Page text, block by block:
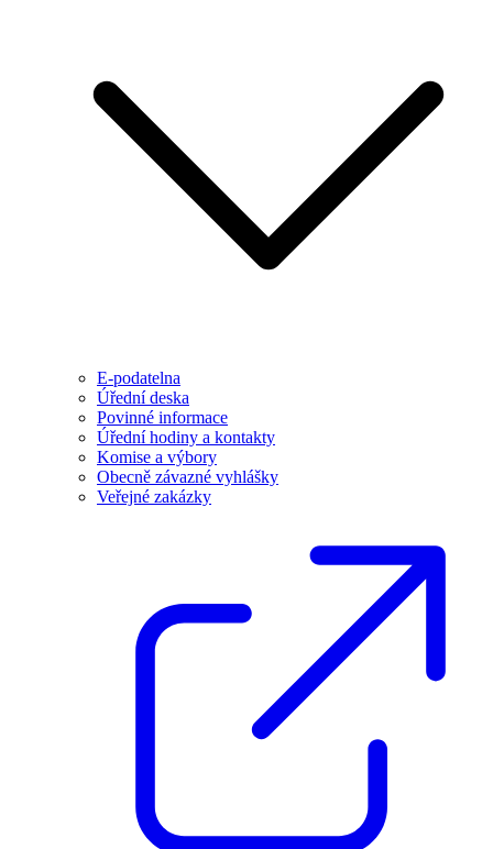
E-podatelna
Úřední deska
Povinné informace
Úřední hodiny a kontakty
Komise a výbory
Obecně závazné vyhlášky
Veřejné zakázky